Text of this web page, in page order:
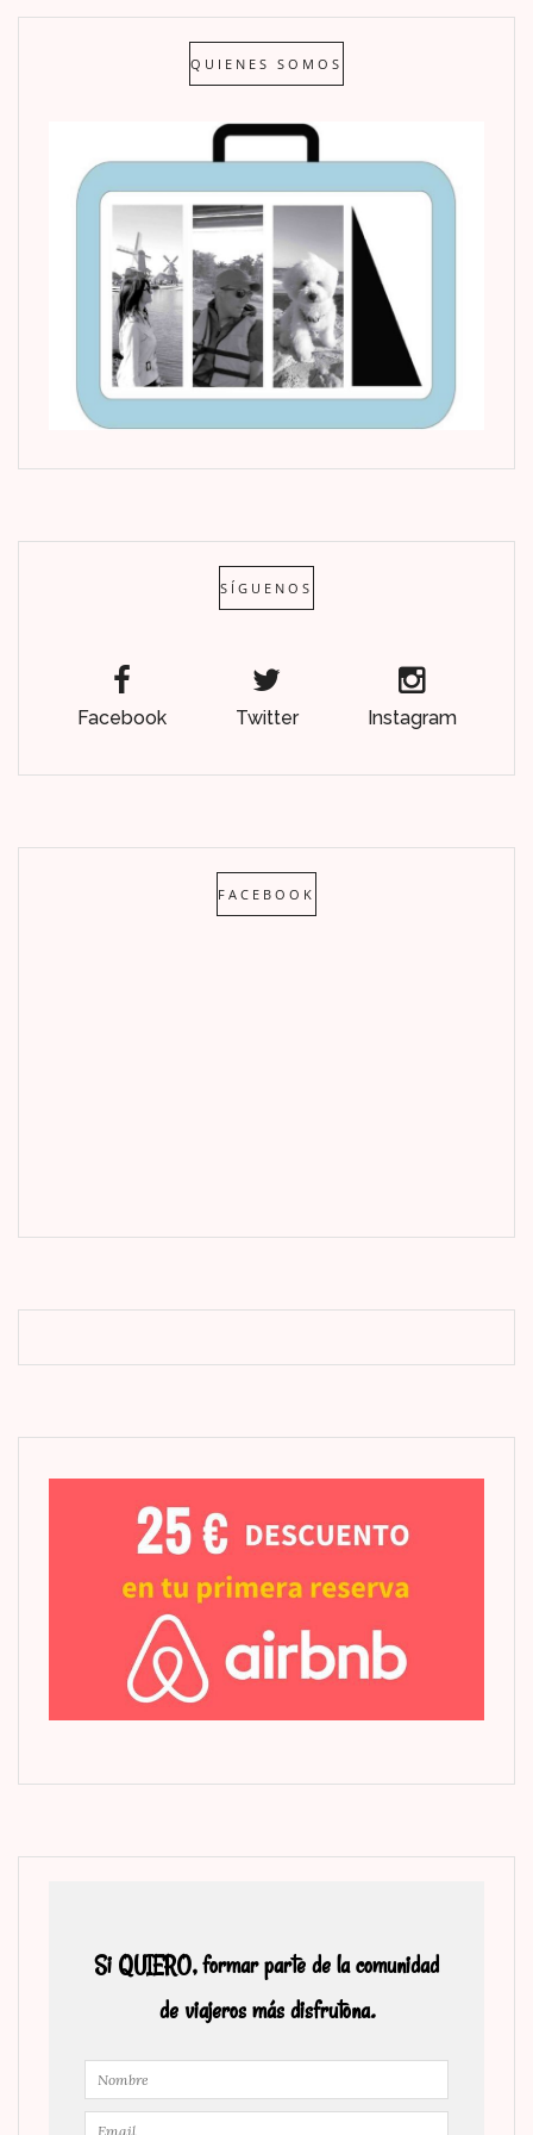
QUIENES SOMOS
SÍGUENOS
Facebook Twitter Instagram
FACEBOOK
Si QUIERO, formar parte de la comunidad
de viajeros más disfrutona.